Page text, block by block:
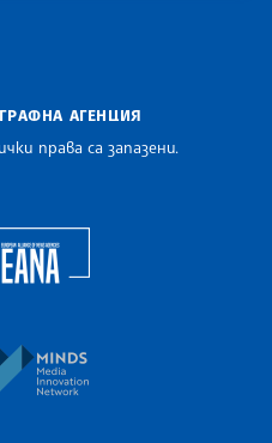
АГЕНЦИЯ
права са запазени.
of the Balkan News Agencies